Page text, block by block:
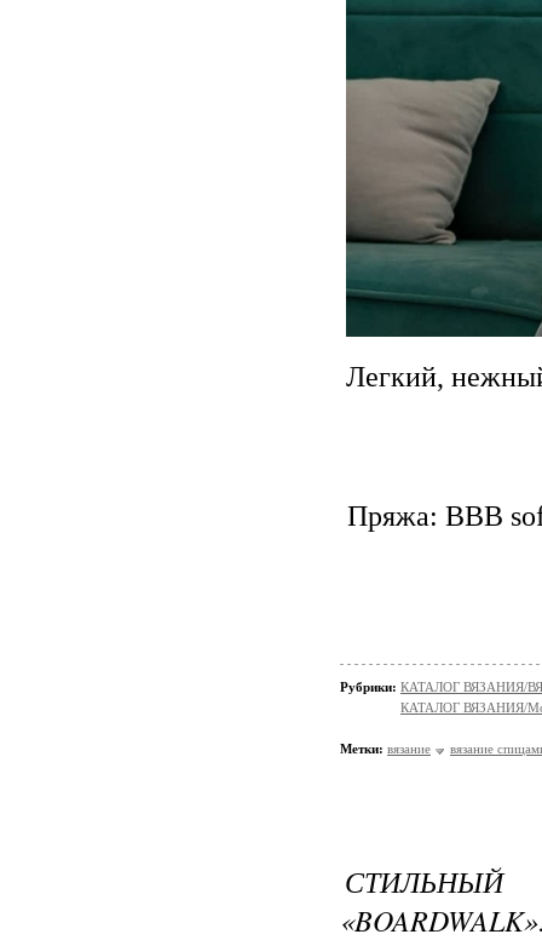
Легкий,
Пряжа: BBB
Рубрики: КАТАЛОГ ВЯЗАНИЯ/
КАТАЛОГ ВЯЗАНИЯ/
Метки: вязание вязание